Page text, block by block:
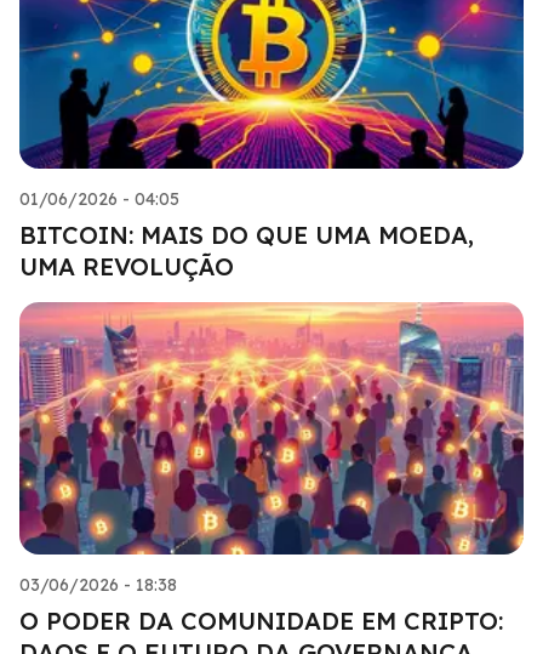
01/06/2026 - 04:05
BITCOIN: MAIS DO QUE UMA MOEDA,
UMA REVOLUÇÃO
03/06/2026 - 18:38
O PODER DA COMUNIDADE EM CRIPTO: